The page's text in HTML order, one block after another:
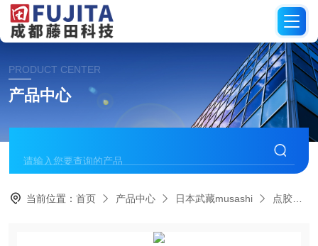
PRODUCT CENTER
产品中心
当前位置：首页 产品中心 日本武藏musashi 点胶机